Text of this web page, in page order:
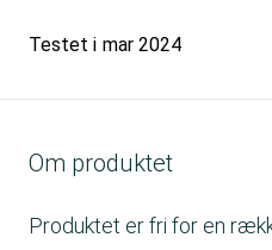
Testet i mar 2024
Om produktet
Produktet er fri for en